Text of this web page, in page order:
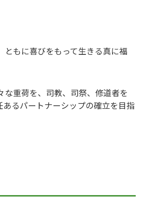
ともに喜びをもって生きる真に福
な重荷を、司教、司祭、修道者を
るパートナーシップの確立を目指